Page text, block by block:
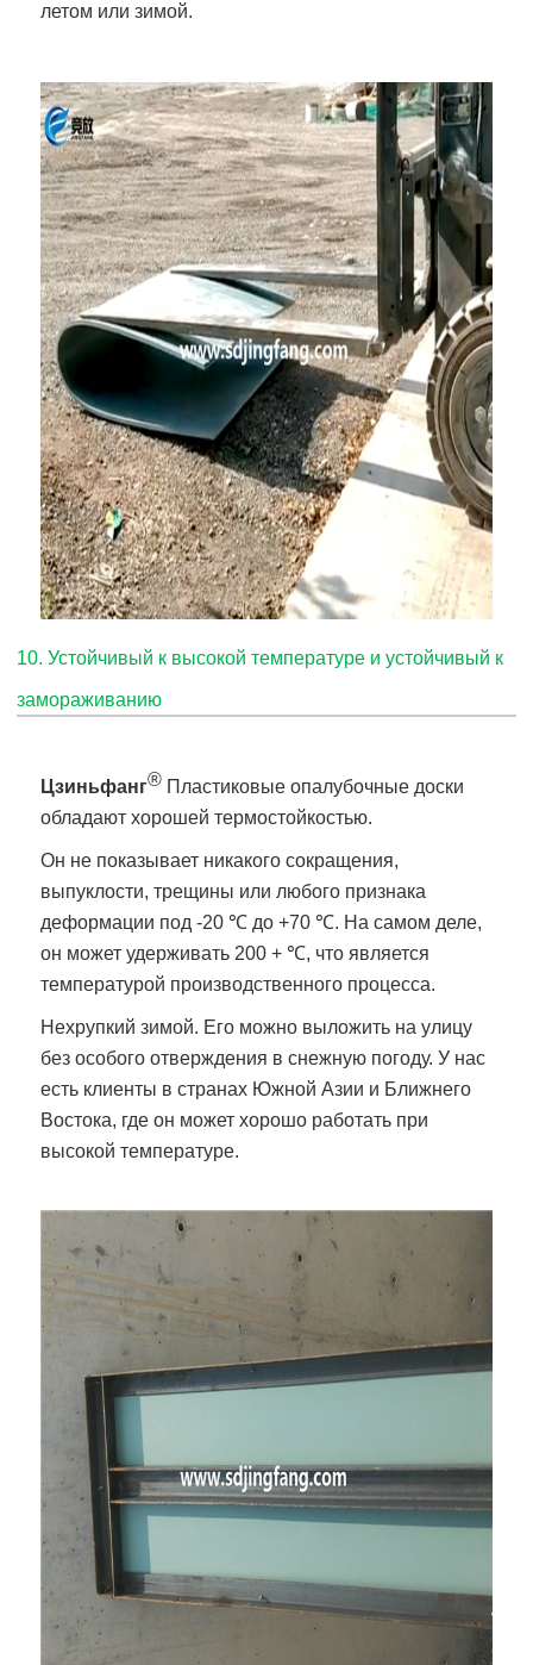
летом или зимой.
10. Устойчивый к высокой температуре и устойчивый к
замораживанию
Цзиньфанг® Пластиковые опалубочные доски
обладают хорошей термостойкостью.
Он не показывает никакого сокращения,
выпуклости, трещины или любого признака
деформации под -20 ℃ до +70 ℃. На самом деле,
он может удерживать 200 + ℃, что является
температурой производственного процесса.
Нехрупкий зимой. Его можно выложить на улицу
без особого отверждения в снежную погоду. У нас
есть клиенты в странах Южной Азии и Ближнего
Востока, где он может хорошо работать при
высокой температуре.